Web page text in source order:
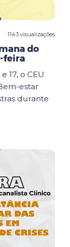
1143 visualizações
do
feira
17, o CEU
estar
durante